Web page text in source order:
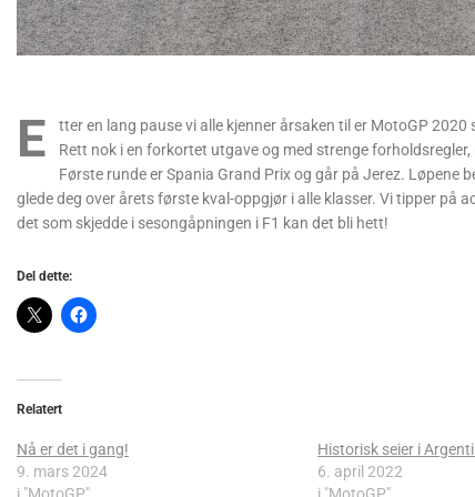
E
tter en lang pause vi alle kjenner årsaken til er MotoGP 2020
Rett nok i en forkortet utgave og med strenge
Første runde er Spania Grand Prix og går på Jerez.
glede deg over årets første kval-oppgjør i alle klasser. Vi tipper på
det som skjedde i sesongåpningen i F1 kan det bli hett!
Del dette:
Relatert
Nå er det i gang!
9. mars 2024
Historisk seier i
6. april 2022